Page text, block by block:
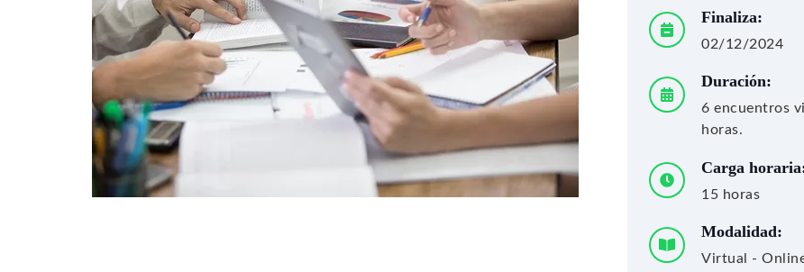
Finaliza:
02/12/2024
Duración:
6 encuentros
horas.
Carga
15 horas
Modalidad:
Virtual -